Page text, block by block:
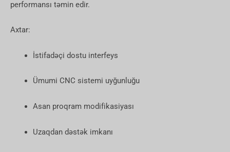
performansı təmin edir.
Axtar:
İstifadəçi dostu interfeys
Ümumi CNC sistemi uyğunluğu
Asan proqram modifikasiyası
Uzaqdan dəstək imkanı